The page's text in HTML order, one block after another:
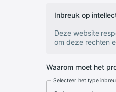
Inbreuk op
Deze website
om deze rechten
Waarom moet het
Selecteer het type